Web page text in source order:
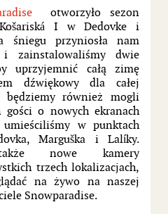
otworzyło sezon
I w Dedovke i
śniegu przyniosła nam
zainstalowaliśmy dwie
uprzyjemnić całą zimę
dźwiękowy dla całej
będziemy również mogli
gości o nowych ekranach
w punktach
Marguška i Lalíky.
także nowe kamery
trzech lokalizacjach,
na żywo na naszej
Snowparadise.